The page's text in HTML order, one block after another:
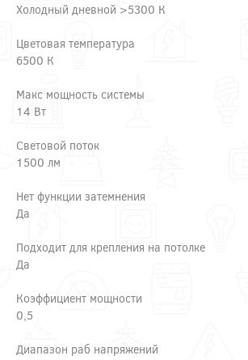
Холодный дневной >5300 К
Цветовая температура
6500 К
Макс мощность системы
14 Вт
Световой поток
1500 лм
Нет функции затемнения
Да
Подходит для крепления на потолке
Да
Коэффициент мощности
0,5
Диапазон раб напряжений